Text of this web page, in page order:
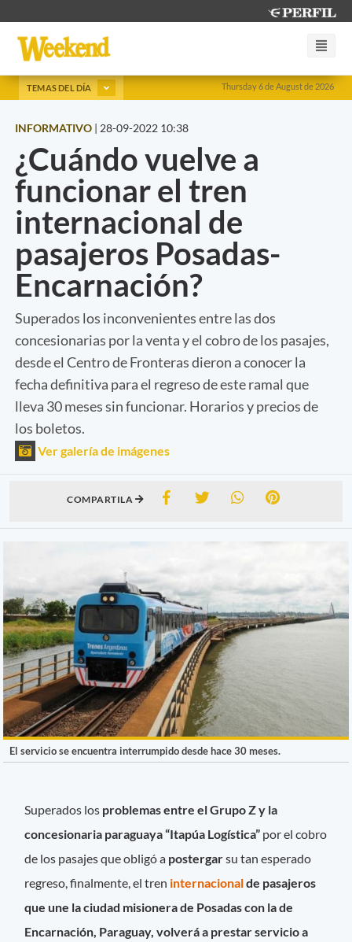
Thursday 6 de August de 2026
TEMAS DEL DÍA
INFORMATIVO | 28-09-2022 10:38
¿Cuándo vuelve a
funcionar el tren
internacional de
pasajeros Posadas-
Encarnación?
Superados los inconvenientes entre las dos
concesionarias por la venta y el cobro de los pasajes,
desde el Centro de Fronteras dieron a conocer la
fecha definitiva para el regreso de este ramal que
lleva 30 meses sin funcionar. Horarios y precios de
los boletos.
Ver galería de imágenes
COMPARTILA
El servicio se encuentra interrumpido desde hace 30 meses.
Superados los problemas entre el Grupo Z y la
concesionaria paraguaya “Itapúa Logística” por el cobro
de los pasajes que obligó a postergarsu tan esperado
regreso, finalmente, el tren internacionalde pasajeros
que une la ciudad misionera de Posadas con la de
Encarnación, Paraguay, volverá a prestar servicio a